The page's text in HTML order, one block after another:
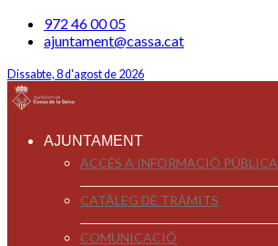
972 46 00 05
ajuntament@cassa.cat
Dissabte, 8 d'agost de 2026
AJUNTAMENT
ACCÉS A INFORMACIÓ PÚBLICA
CATÀLEG DE TRÀMITS
COMUNICACIÓ